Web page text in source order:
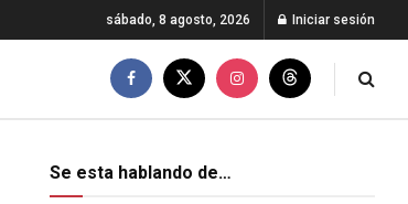
sábado, 8 agosto, 2026 Iniciar sesión
Se esta hablando de…